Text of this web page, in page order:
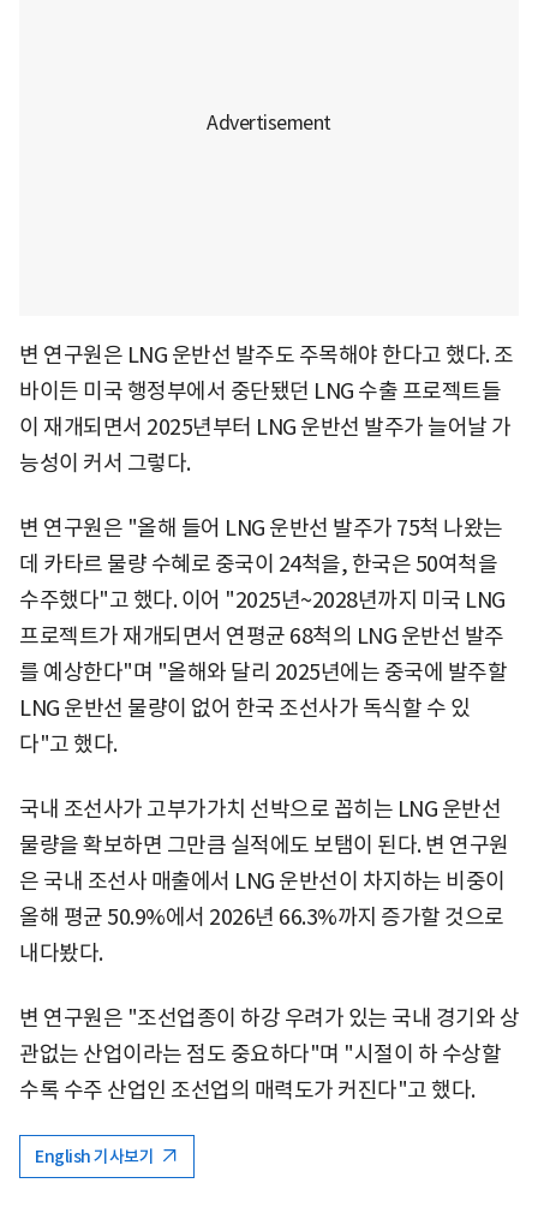
변 연구원은 LNG 운반선 발주도 주목해야 한다고 했다. 조
바이든 미국 행정부에서 중단됐던 LNG 수출 프로젝트들
이 재개되면서 2025년부터 LNG 운반선 발주가 늘어날 가
능성이 커서 그렇다.
변 연구원은 "올해 들어 LNG 운반선 발주가 75척 나왔는
데 카타르 물량 수혜로 중국이 24척을, 한국은 50여척을
수주했다"고 했다. 이어 "2025년~2028년까지 미국 LNG
프로젝트가 재개되면서 연평균 68척의 LNG 운반선 발주
를 예상한다"며 "올해와 달리 2025년에는 중국에 발주할
LNG 운반선 물량이 없어 한국 조선사가 독식할 수 있
다"고 했다.
국내 조선사가 고부가가치 선박으로 꼽히는 LNG 운반선
물량을 확보하면 그만큼 실적에도 보탬이 된다. 변 연구원
은 국내 조선사 매출에서 LNG 운반선이 차지하는 비중이
올해 평균 50.9%에서 2026년 66.3%까지 증가할 것으로
내다봤다.
변 연구원은 "조선업종이 하강 우려가 있는 국내 경기와 상
관없는 산업이라는 점도 중요하다"며 "시절이 하 수상할
수록 수주 산업인 조선업의 매력도가 커진다"고 했다.
English 기사보기